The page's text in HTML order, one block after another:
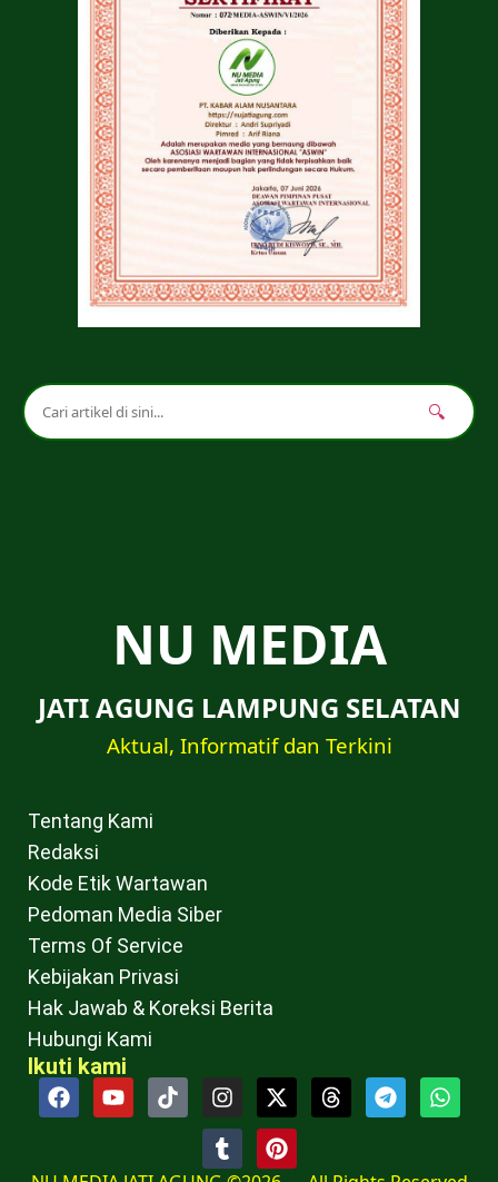
🔍
NU MEDIA
JATI AGUNG LAMPUNG SELATAN
Aktual, Informatif dan Terkini
Tentang Kami
Redaksi
Kode Etik Wartawan
Pedoman Media Siber
Terms Of Service
Kebijakan Privasi
Hak Jawab & Koreksi Berita
Hubungi Kami
Ikuti kami